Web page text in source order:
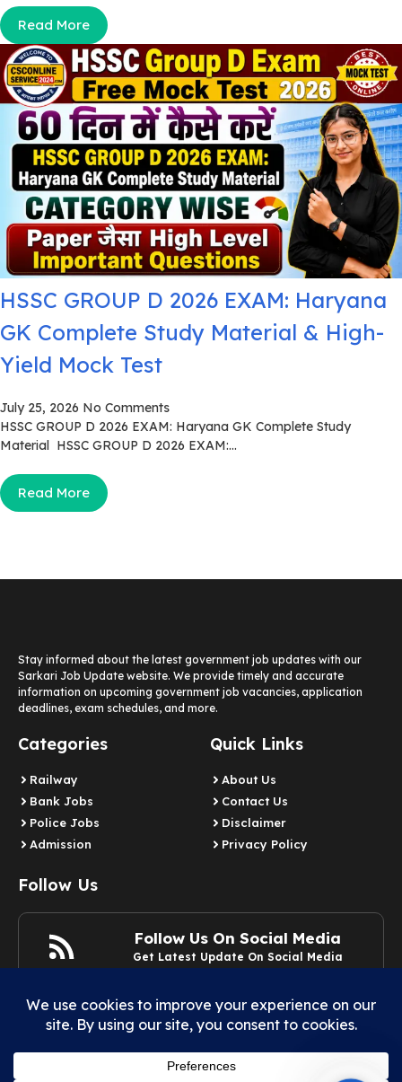
Read More
HSSC GROUP D 2026 EXAM: Haryana
GK Complete Study Material & High-
Yield Mock Test
July 25, 2026 No Comments
HSSC GROUP D 2026 EXAM: Haryana GK Complete Study
Material HSSC GROUP D 2026 EXAM:...
Read More
Stay informed about the latest government job updates with our
Sarkari Job Update website. We provide timely and accurate
information on upcoming government job vacancies, application
deadlines, exam schedules, and more.
Categories
Railway
Bank Jobs
Police Jobs
Admission
Quick Links
About Us
Contact Us
Disclaimer
Privacy Policy
Follow Us
Follow Us On Social Media
Get Latest Update On Social Media